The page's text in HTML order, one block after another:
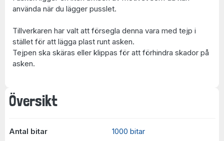
Översikt
Antal bitar
1000 bitar
använda när du lägger pusslet.
Tillverkaren har valt att försegla denna vara med tejp i
stället för att lägga plast runt asken.
Tejpen ska skäras eller klippas för att förhindra skador på
asken.